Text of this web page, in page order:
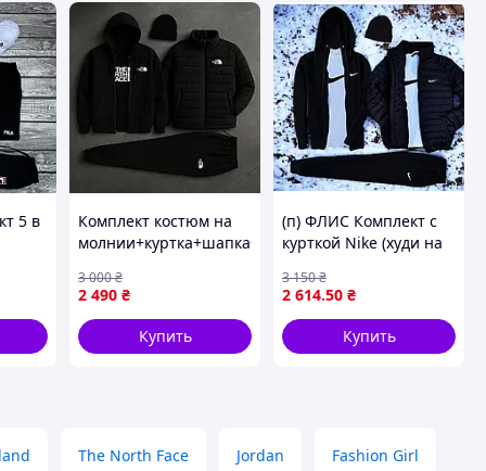
5 в
Комплект костюм на
молнии+куртка+шапка+черная
2 490 ₴
3 000₴
Купить
(п) ФЛИС Комплект с
курткой Nike (худи на
2 614.50 ₴
3 150₴
Купить
The North Face Jordan Fashion Girl